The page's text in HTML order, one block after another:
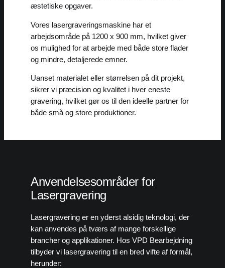
æstetiske opgaver.
Vores lasergraveringsmaskine har et
arbejdsområde på 1200 x 900 mm, hvilket giver
os mulighed for at arbejde med både store flader
og mindre, detaljerede emner.
Uanset materialet eller størrelsen på dit projekt,
sikrer vi præcision og kvalitet i hver eneste
gravering, hvilket gør os til den ideelle partner for
både små og store produktioner.
Anvendelsesområder for
Lasergravering
Lasergravering er en yderst alsidig teknologi, der
kan anvendes på tværs af mange forskellige
brancher og applikationer. Hos VPD Bearbejdning
tilbyder vi lasergravering til en bred vifte af formål,
herunder: